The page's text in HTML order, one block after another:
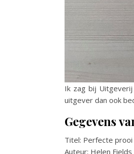
Ik zag bij
uitgever dan ook
Gegevens
Titel: Perfecte prooi
Auteur: Helen Fields